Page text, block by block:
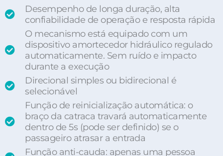
Desempenho de longa duração, alta
confiabilidade de operação e resposta rápida
O mecanismo está equipado com um
dispositivo amortecedor hidráulico regulado
automaticamente. Sem ruído e impacto
durante a execução
Direcional simples ou bidirecional é
selecionável
Função de reinicialização automática: o
braço da catraca travará automaticamente
dentro de 5s (pode ser definido) se o
passageiro atrasar a entrada
Função anti-cauda: apenas uma pessoa